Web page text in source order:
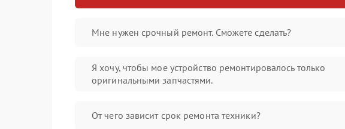
Мне нужен срочный ремонт. Сможете сделать?
Я хочу, чтобы мое устройство ремонтировалось только
оригинальными запчастями.
От чего зависит срок ремонта техники?